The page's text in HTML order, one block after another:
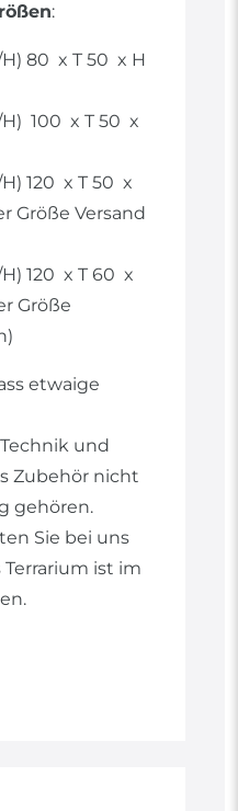
:
H) 80 x T 50 x H
H) 100 x T 50 x
120 x T 50 x
Größe Versand
120 x T 60 x
Größe
etwaige
und
Zubehör nicht
gehören.
Sie bei uns
ist im